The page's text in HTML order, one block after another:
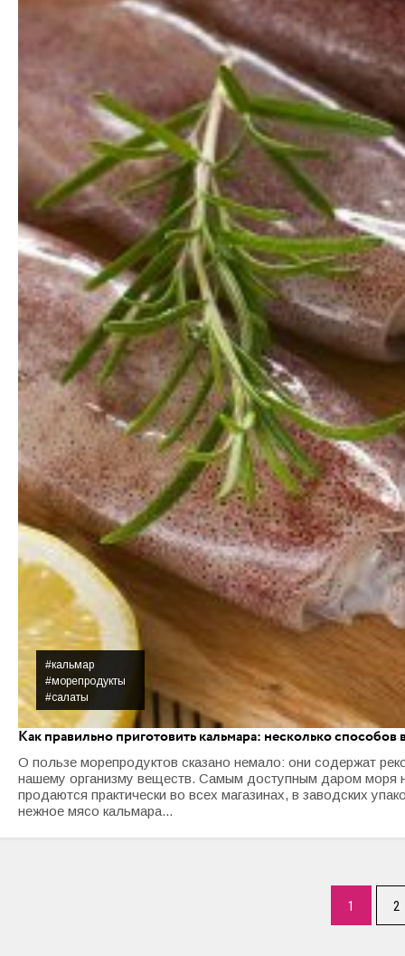
#кальмар
#морепродукты
#салаты
Как правильно приготовить кальмара: несколько способов
О пользе морепродуктов сказано немало: они содержат
нашему организму веществ. Самым доступным даром моря
продаются практически во всех магазинах, в заводских
нежное мясо кальмара...
1 2